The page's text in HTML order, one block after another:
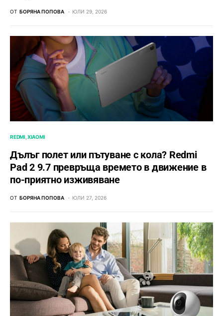
ОТ БОРЯНА ПОПОВА ЮЛИ 29, 2026
REDMI XIAOMI
Дълъг полет или пътуване с кола? Redmi
Pad 2 9.7 превръща времето в движение в
по-приятно изживяване
ОТ БОРЯНА ПОПОВА ЮЛИ 27, 2026